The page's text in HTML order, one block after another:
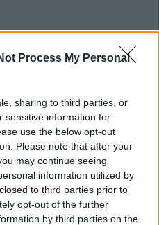
Process My Personal
sharing to third parties, or
sensitive information for
use the below opt-out
Please note that after your
may continue seeing
information utilized by
to third parties prior to
opt-out of the further
by third parties on the
6 2026